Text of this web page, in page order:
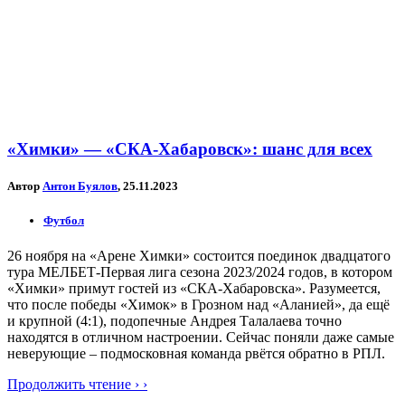
«Химки» — «СКА-Хабаровск»: шанс для всех
Автор Антон Буялов, 25.11.2023
Футбол
26 ноября на «Арене Химки» состоится поединок двадцатого
тура МЕЛБЕТ-Первая лига сезона 2023/2024 годов, в котором
«Химки» примут гостей из «СКА-Хабаровска». Разумеется,
что после победы «Химок» в Грозном над «Аланией», да ещё
и крупной (4:1), подопечные Андрея Талалаева точно
находятся в отличном настроении. Сейчас поняли даже самые
неверующие – подмосковная команда рвётся обратно в РПЛ.
Продолжить чтение › ›